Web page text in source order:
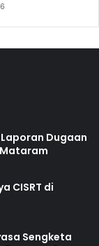
Laporan Dugaan
CISRT di
Sengketa